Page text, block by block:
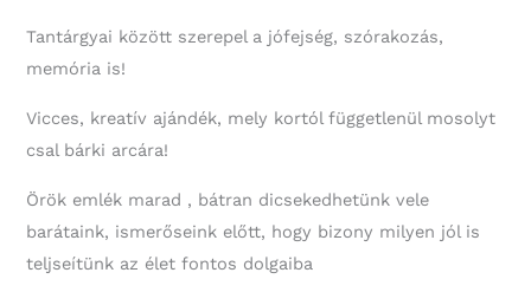
Tantárgyai között szerepel a jófejség, szórakozás,
memória is!
Vicces, kreatív ajándék, mely kortól függetlenül mosolyt
csal bárki arcára!
Örök emlék marad , bátran dicsekedhetünk vele
barátaink, ismerőseink előtt, hogy bizony milyen jól is
teljseítünk az élet fontos dolgaiba